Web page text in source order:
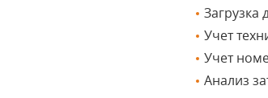
Загрузка
Учет
Учет
Анализ